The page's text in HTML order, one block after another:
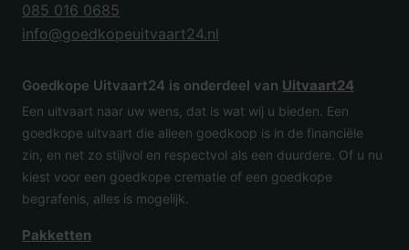
085 016 0685
info@goedkopeuitvaart24.nl
Goedkope Uitvaart24 is onderdeel van Uitvaart24
Een uitvaart naar uw wens, dat is wat wij u bieden. Een
goedkope uitvaart die alleen goedkoop is in de financiële
zin, en net zo stijlvol en respectvol als een duurdere. Of u nu
kiest voor een goedkope crematie of een goedkope
begrafenis, alles is mogelijk.
Pakketten